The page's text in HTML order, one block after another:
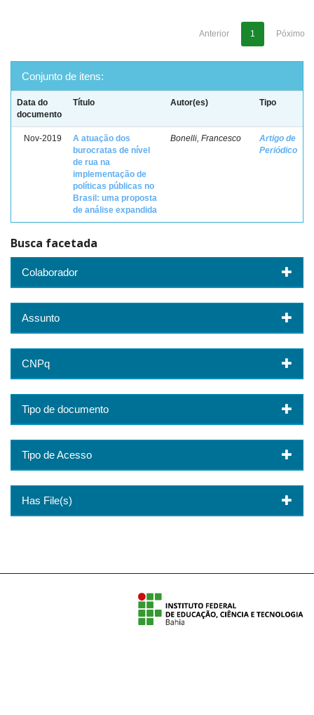
Anterior 1 Póximo
Conjunto de itens:
Data do
documento
Título Autor(es) Tipo
Nov-2019
A atuação dos
burocratas de nível
de rua na
implementação de
políticas públicas no
Brasil: uma proposta
de análise expandida
Bonelli, Francesco
Artigo de
Periódico
Busca facetada
Colaborador
Assunto
CNPq
Tipo de documento
Tipo de Acesso
Has File(s)